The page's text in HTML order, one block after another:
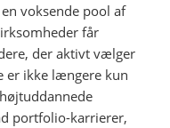
voksende pool af
får
der aktivt vælger
er ikke længere kun
portfolio-karrierer,